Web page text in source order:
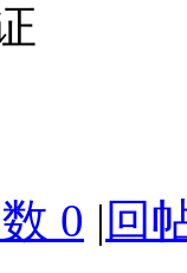
0 | 回